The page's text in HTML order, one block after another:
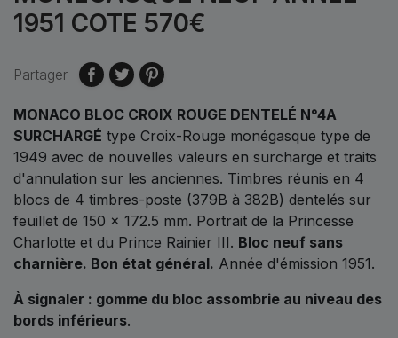
1951 COTE 570€
Partager
MONACO BLOC CROIX ROUGE DENTELÉ N°4A
SURCHARGÉ type Croix-Rouge monégasque type de
1949 avec de nouvelles valeurs en surcharge et traits
d'annulation sur les anciennes. Timbres réunis en 4
blocs de 4 timbres-poste (379B à 382B) dentelés sur
feuillet de 150 x 172.5 mm. Portrait de la Princesse
Charlotte et du Prince Rainier III. Bloc neuf sans
charnière. Bon état général. Année d'émission 1951.
À signaler : gomme du bloc assombrie au niveau des
bords inférieurs.